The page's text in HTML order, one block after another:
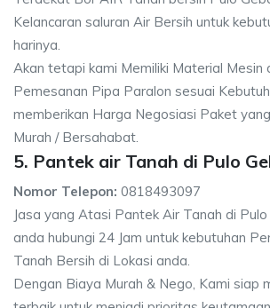
Kelancaran saluran Air Bersih untuk
harinya.
Akan tetapi kami Memiliki Material Mesin
Pemesanan Pipa Paralon sesuai
memberikan Harga Negosiasi Paket
Murah / Bersahabat.
5. Pantek air Tanah di Pulo
Nomor Telepon: 0818493097
Jasa yang Atasi Pantek Air Tanah di
anda hubungi 24 Jam untuk kebutuhan
Tanah Bersih di Lokasi anda.
Dengan Biaya Murah & Nego, Kami siap